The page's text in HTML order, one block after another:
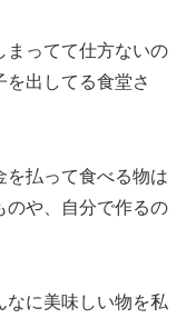
まってて仕方ないの
出してる食堂さ
を払って食べる物は
のや、自分で作るの
なに美味しい物を私